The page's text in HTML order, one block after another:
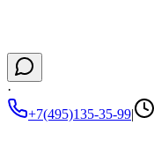
·
+7(495)135-35-99|